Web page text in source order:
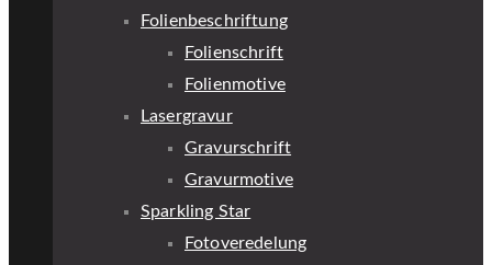
Folienbeschriftung
Folienschrift
Folienmotive
Lasergravur
Gravurschrift
Gravurmotive
Sparkling Star
Fotoveredelung